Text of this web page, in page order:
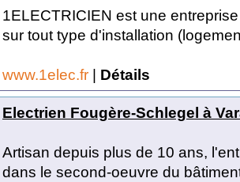
1ELECTRICIEN est une
sur tout type d'installation
www.1elec.fr | Détails
Electrien Fougère-Schlegel à
Artisan depuis plus de 10 ans,
dans le second-oeuvre du